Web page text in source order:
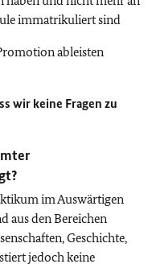
immatrikuliert sind
ableisten
wir keine Fragen zu
im Auswärtigen
aus den Bereichen
Geschichte,
jedoch keine